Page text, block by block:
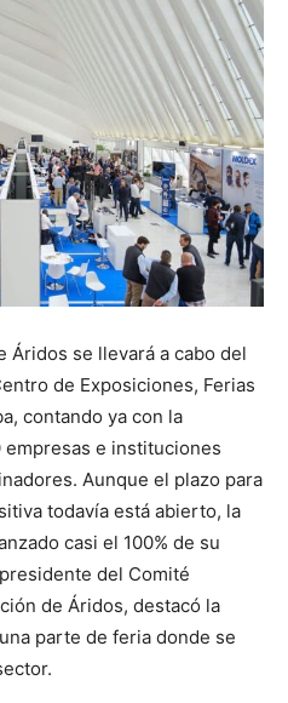
Áridos se llevará a cabo del
de Exposiciones, Ferias
contando ya con la
e instituciones
Aunque el plazo para
todavía está abierto, la
casi el 100% de su
del Comité
de Áridos, destacó la
parte de feria donde se